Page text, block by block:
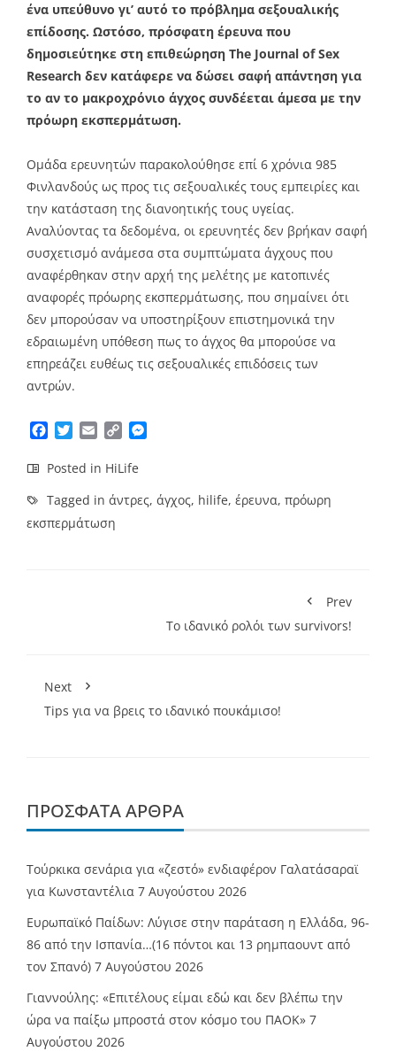
ένα υπεύθυνο γι’ αυτό το πρόβλημα σεξουαλικής
επίδοσης. Ωστόσο, πρόσφατη έρευνα που
δημοσιεύτηκε στη επιθεώρηση The Journal of Sex
Research δεν κατάφερε να δώσει σαφή απάντηση για
το αν το μακροχρόνιο άγχος συνδέεται άμεσα με την
πρόωρη εκσπερμάτωση.
Ομάδα ερευνητών παρακολούθησε επί 6 χρόνια 985
Φινλανδούς ως προς τις σεξουαλικές τους εμπειρίες και
την κατάσταση της διανοητικής τους υγείας.
Αναλύοντας τα δεδομένα, οι ερευνητές δεν βρήκαν σαφή
συσχετισμό ανάμεσα στα συμπτώματα άγχους που
αναφέρθηκαν στην αρχή της μελέτης με κατοπινές
αναφορές πρόωρης εκσπερμάτωσης, που σημαίνει ότι
δεν μπορούσαν να υποστηρίξουν επιστημονικά την
εδραιωμένη υπόθεση πως το άγχος θα μπορούσε να
επηρεάζει ευθέως τις σεξουαλικές επιδόσεις των
αντρών.
Facebook
TwitterEmailCopy
Posted in HiLife
Tagged in άντρες, άγχος, hilife, έρευνα, πρόωρη
εκσπερμάτωση
Prev
Το ιδανικό ρολόι των survivors!
Next
Tips για να βρεις το ιδανικό πουκάμισο!
ΠΡΌΣΦΑΤΑ ΆΡΘΡΑ
Τούρκικα σενάρια για «ζεστό» ενδιαφέρον Γαλατάσαραϊ
για Κωνσταντέλια 7 Αυγούστου 2026
Ευρωπαϊκό Παίδων: Λύγισε στην παράταση η Ελλάδα, 96-
86 από την Ισπανία…(16 πόντοι και 13 ρημπαουντ από
τον Σπανό) 7 Αυγούστου 2026
Γιαννούλης: «Επιτέλους είμαι εδώ και δεν βλέπω την
ώρα να παίξω μπροστά στον κόσμο του ΠΑΟΚ» 7
Αυγούστου 2026